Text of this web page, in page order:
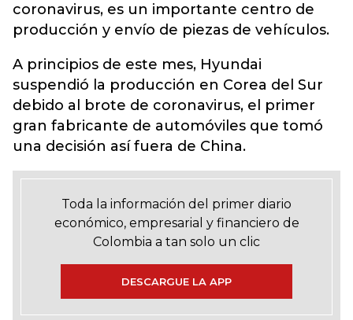
coronavirus, es un importante centro de
producción y envío de piezas de vehículos.
A principios de este mes, Hyundai
suspendió la producción en Corea del Sur
debido al brote de coronavirus, el primer
gran fabricante de automóviles que tomó
una decisión así fuera de China.
Toda la información del primer diario
económico, empresarial y financiero de
Colombia a tan solo un clic
DESCARGUE LA APP